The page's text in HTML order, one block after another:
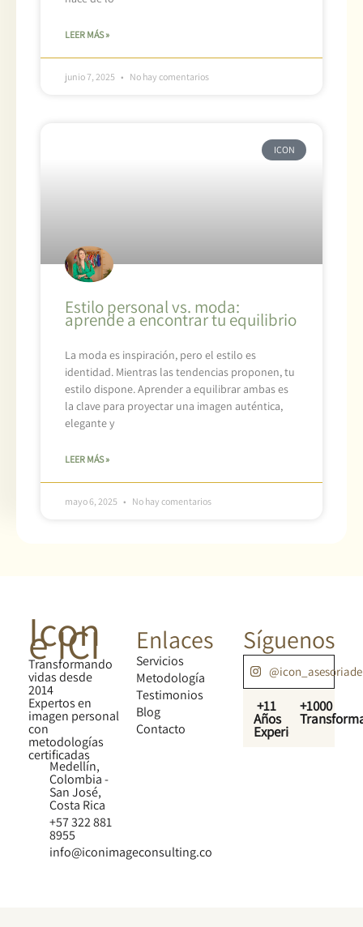
LEER MÁS »
junio 7, 2025 No hay comentarios
ICON
Estilo personal vs. moda:
aprende a encontrar tu equilibrio
La moda es inspiración, pero el estilo es
identidad. Mientras las tendencias proponen, tu
estilo dispone. Aprender a equilibrar ambas es
la clave para proyectar una imagen auténtica,
elegante y
LEER MÁS »
mayo 6, 2025 No hay comentarios
Icon
e ICI
Transformando
vidas desde
2014
Expertos en
imagen personal
con
metodologías
certificadas
Medellín,
Colombia -
San José,
Costa Rica
+57 322 881
8955
info@iconimageconsulting.co
Enlaces
Servicios
Metodología
Testimonios
Blog
Contacto
Síguenos
+11
Años
Experiencia
+1000